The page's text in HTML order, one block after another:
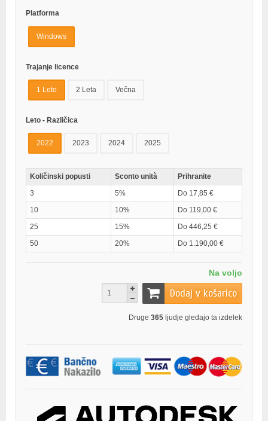
Platforma
Windows
Trajanje licence
1 Leto 2 Leta Večna
Leto - Različica
2022 2023 2024 2025
Količinski popusti Sconto unità
Prihranite
3
5%
Do 17,85 €
10
10%
Do 119,00 €
25
15%
Do 446,25 €
50
20% Do 1.190,00 €
Na voljo
Dodaj v košarico
Druge 365 ljudje gledajo ta izdelek